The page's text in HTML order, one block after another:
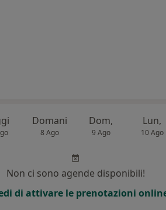
Domani
8 Ago
Dom,
9 Ago
Lun,
10 Ago
Non ci sono agende disponibili!
di attivare le prenotazioni